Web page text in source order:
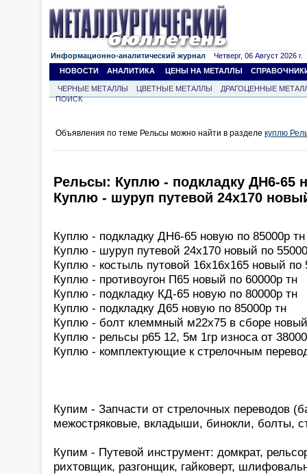
Информационно-аналитический журнал Четверг, 06 Август 2026 г.
НОВОСТИ
АНАЛИТИКА ЦЕНЫ НА МЕТАЛЛЫ
ЧЕРНЫЕ МЕТАЛЛЫ ЦВЕТНЫЕ МЕТАЛЛЫ
ДРАГОЦЕННЫЕ
ПОИСК
Объявления по теме Рельсы можно найти в разделе куплю
Рельсы: Куплю - подкладку ДН6-65
Куплю - шуруп путевой 24х170
Куплю - подкладку ДН6-65 новую по 85000р тн
Куплю - шуруп путевой 24х170 новый по
Куплю - костыль путовой 16х16х165 новый по
Куплю - противоугон П65 новый по 60000р тн
Куплю - подкладку КД-65 новую по 80000р тн
Куплю - подкладку Д65 новую по 85000р тн
Куплю - болт клеммный м22х75 в сборе
Куплю - рельсы р65 12, 5м 1гр износа от
Куплю - комплектующие к стрелочным
Купим - Запчасти от стрелочных переводов
межостряковые, вкладыши, бинокли, болты,
Купим - Путевой инструмент: домкрат,
рихтовщик, разгонщик, гайковерт,